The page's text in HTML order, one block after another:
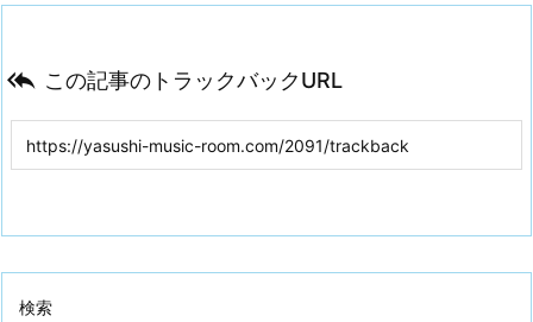
 この記事のトラックバックURL
検索